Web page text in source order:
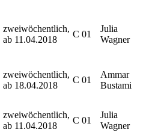
zweiwöchentlich,
ab 11.04.2018
C 01
Julia
Wagner
zweiwöchentlich,
ab 18.04.2018
C 01
Ammar
Bustami
zweiwöchentlich,
ab 11.04.2018
C 01
Julia
Wagner